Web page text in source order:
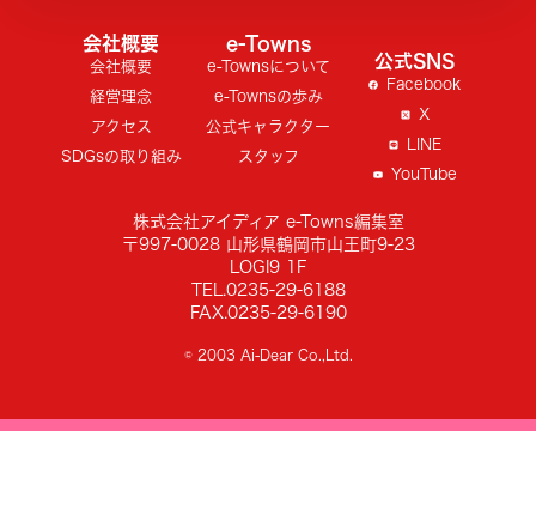
会社概要
会社概要
経営理念
アクセス
SDGsの取り組み
e-Towns
e-Townsについて
e-Townsの歩み
公式キャラクター
スタッフ
公式SNS
Facebook
X
LINE
YouTube
株式会社アイディア e-Towns編集室
〒997-0028 山形県鶴岡市山王町9-23
LOGI9 1F
TEL.0235-29-6188
FAX.0235-29-6190
© 2003 Ai-Dear Co.,Ltd.